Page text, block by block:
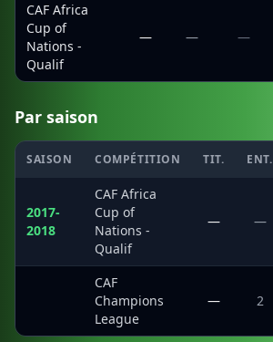
CAF Africa
Cup of
Nations -
Qualif
— — —
Par saison
SAISON COMPÉTITION TIT. ENT.
2017-
2018
CAF Africa
Cup of
Nations -
Qualif
— —
CAF
Champions
League
— 2